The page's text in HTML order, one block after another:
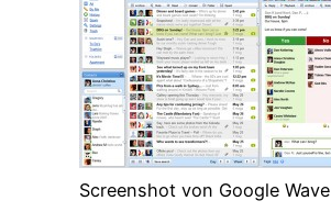
Screenshot von Google Wave